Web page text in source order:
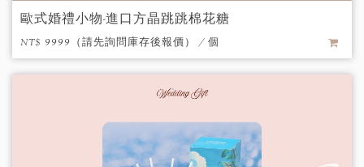
歐式婚禮小物-進口方晶跳跳棉花糖
NT$ 9999（請先詢問庫存後報價） / 個